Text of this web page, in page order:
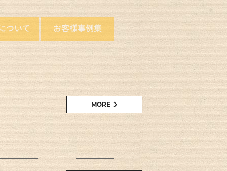
ついて お客様事例集
MORE